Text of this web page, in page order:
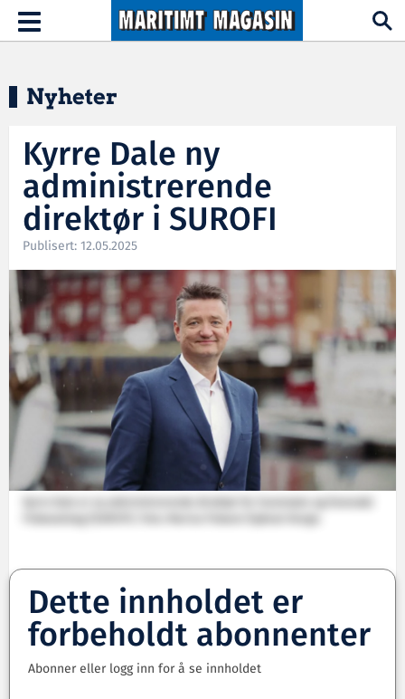
Hopp til hovedinnhold
Toggle
navigation
Nyheter
Kyrre Dale ny
administrerende
direktør i SUROFI
Publisert: 12.05.2025
Kyrre Dale er ny administrerende direktør for Sunnmøre og Romsdal
Dette innholdet er
forbeholdt abonnenter
Abonner eller logg inn for å se innholdet